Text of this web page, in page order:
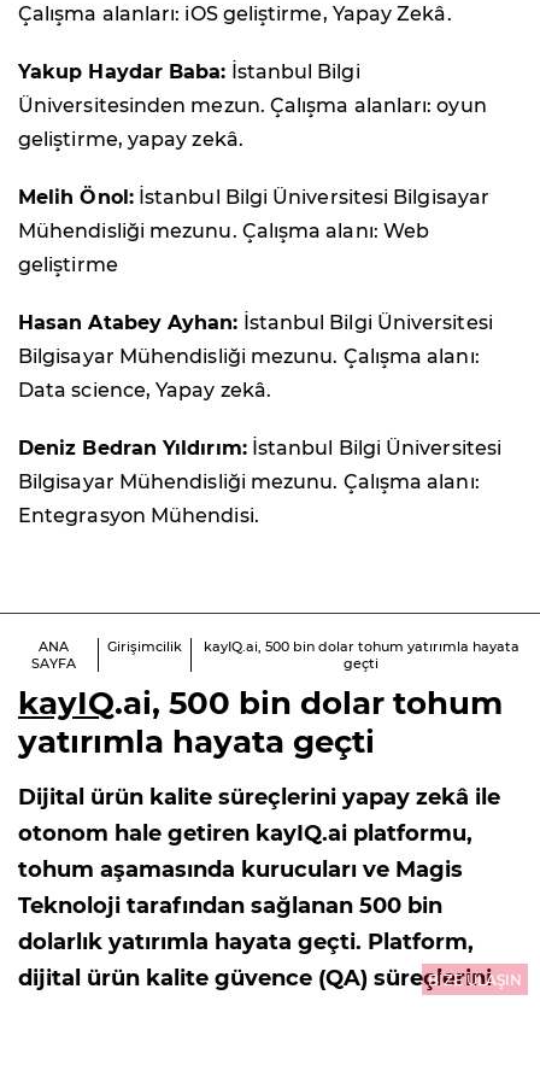
Çalışma alanları: iOS geliştirme, Yapay Zekâ.
Yakup Haydar Baba: İstanbul Bilgi
Üniversitesinden mezun. Çalışma alanları: oyun
geliştirme, yapay zekâ.
Melih Önol:İstanbul Bilgi Üniversitesi Bilgisayar
Mühendisliği mezunu. Çalışma alanı: Web
geliştirme
Hasan Atabey Ayhan: İstanbul Bilgi Üniversitesi
Bilgisayar Mühendisliği mezunu. Çalışma alanı:
Data science, Yapay zekâ.
Deniz Bedran Yıldırım:İstanbul Bilgi Üniversitesi
Bilgisayar Mühendisliği mezunu. Çalışma alanı:
Entegrasyon Mühendisi.
ANA
SAYFA
Girişimcilik
kayIQ.ai, 500 bin dolar tohum yatırımla hayata
geçti
kayIQ.ai, 500 bin dolar tohum
yatırımla hayata geçti
Dijital ürün kalite süreçlerini yapay zekâ ile
otonom hale getiren kayIQ.ai platformu,
tohum aşamasında kurucuları ve Magis
Teknoloji tarafından sağlanan 500 bin
dolarlık yatırımla hayata geçti. Platform,
dijital ürün kalite güvence (QA) süreçlerini
BİZE ULAŞIN